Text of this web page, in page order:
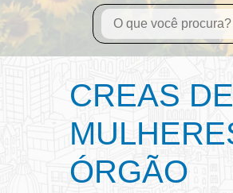
CREAS
ÓRGÃO